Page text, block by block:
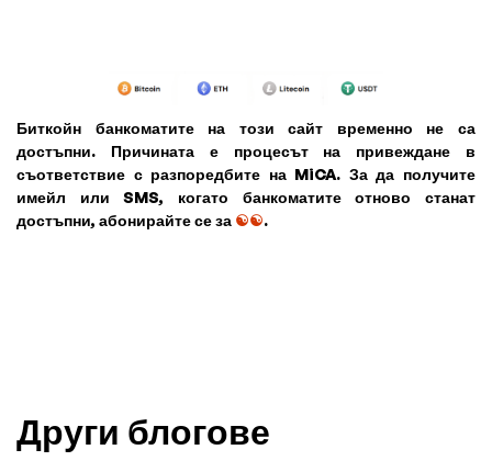
Биткойн банкоматите на този сайт временно не са
достъпни. Причината е процесът на привеждане в
съответствие с разпоредбите на MiCA. За да получите
имейл или SMS, когато банкоматите отново станат
достъпни, абонирайте се за ☯☯.
Други блогове